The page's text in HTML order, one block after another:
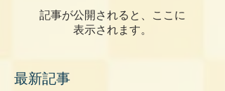
記事が公開されると、ここに
表示されます。
最新記事